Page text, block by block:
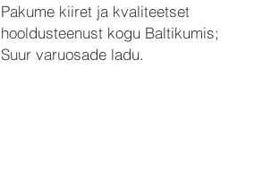
Pakume kiiret ja kvaliteetset
hooldusteenust kogu Baltikumis;
Suur varuosade ladu.